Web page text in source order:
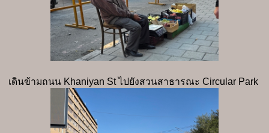
เดินข้ามถนน Khaniyan St ไปยังสวนสาธารณะ Circular Park